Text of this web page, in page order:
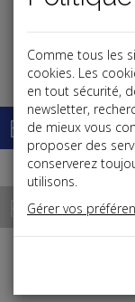
Base
Plan
Comme tous les
cookies. Les
en tout sécurité,
newsletter,
de mieux vous
proposer des
conserverez
utilisons.
Gérer vos